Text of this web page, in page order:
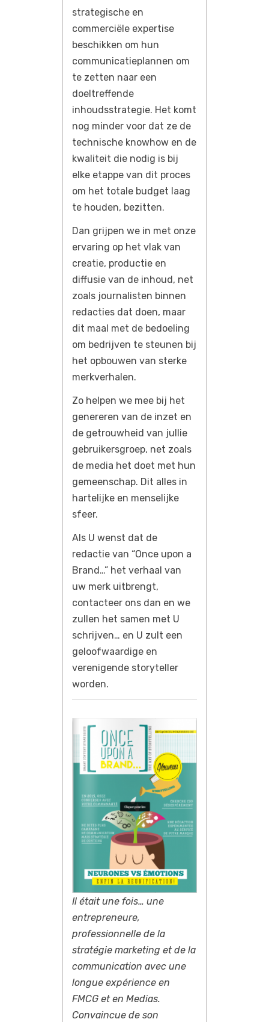
strategische en
commerciële expertise
beschikken om hun
communicatieplannen om
te zetten naar een
doeltreffende
inhoudsstrategie. Het komt
nog minder voor dat ze de
technische knowhow en de
kwaliteit die nodig is bij
elke etappe van dit proces
om het totale budget laag
te houden, bezitten.
Dan grijpen we in met onze
ervaring op het vlak van
creatie, productie en
diffusie van de inhoud, net
zoals journalisten binnen
redacties dat doen, maar
dit maal met de bedoeling
om bedrijven te steunen bij
het opbouwen van sterke
merkverhalen.
Zo helpen we mee bij het
genereren van de inzet en
de getrouwheid van jullie
gebruikersgroep, net zoals
de media het doet met hun
gemeenschap. Dit alles in
hartelijke en menselijke
sfeer.
Als U wenst dat de
redactie van “Once upon a
Brand…” het verhaal van
uw merk uitbrengt,
contacteer ons dan en we
zullen het samen met U
schrijven… en U zult een
geloofwaardige en
verenigende storyteller
worden.
Il était une fois… une
entrepreneure,
professionnelle de la
stratégie marketing et de la
communication avec une
longue expérience en
FMCG et en Medias.
Convaincue de son